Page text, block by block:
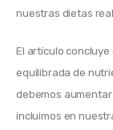
nuestras dietas
El artículo concluye
equilibrada de
debemos
incluimos en